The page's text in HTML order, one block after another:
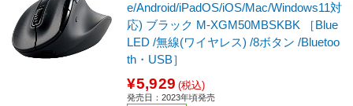
e/Android/iPadOS/iOS/Mac/Windows11対
応) ブラック M-XGM50MBSKBK ［Blue
LED /無線(ワイヤレス) /8ボタン /Bluetoo
th・USB］
¥5,929 (税込)
発売日：2023年頃発売